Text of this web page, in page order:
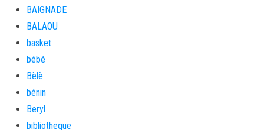
BAIGNADE
BALAOU
basket
bébé
Bèlè
bénin
Beryl
bibliotheque